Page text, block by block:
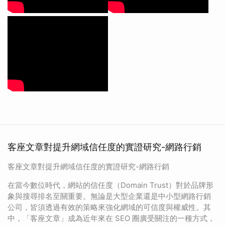
客座文章對提升網域信任度的實證研究-網路行銷
客座文章對提升網域信任度的實證研究-網路行銷
在當今數位時代，網站的信任度（Domain Trust）對於品牌形
象與搜尋排名至關重要。無論是大型企業還是中小型網路行銷
公司，皆須透過有效的策略來強化網域的可信度與權威性。其
中，「客座文章」成為近年來在 SEO 圈廣受關注的一種方式，